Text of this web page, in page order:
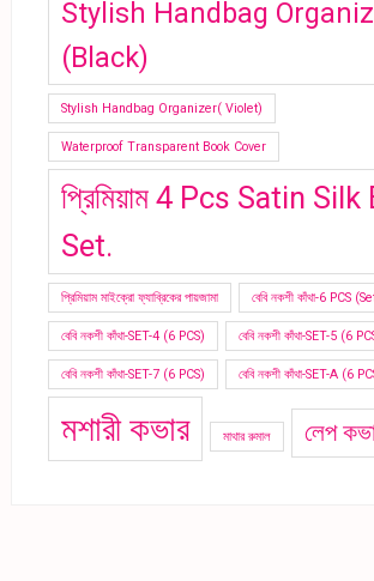
Stylish Handbag
(Black)
Stylish Handbag Organizer( Violet)
Waterproof Transparent Book Cover
প্রিমিয়াম 4 Pcs Satin Silk
Set.
প্রিমিয়াম মাইক্রো ফ্যাব্রিকের পায়জামা বেবি নকশী কাঁথা-6 PCS
বেবি নকশী কাঁথা-SET-4 (6 PCS) বেবি নকশী কাঁথা-SET-5 (6
বেবি নকশী কাঁথা-SET-7 (6 PCS) বেবি নকশী কাঁথা-SET-A (6
মশারী কভার মাথার রুমাল লেপ